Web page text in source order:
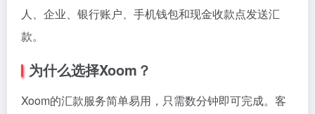
人、企业、银行账户、手机钱包和现金收款点发送汇
款。
为什么选择Xoom？
Xoom的汇款服务简单易用，只需数分钟即可完成。客